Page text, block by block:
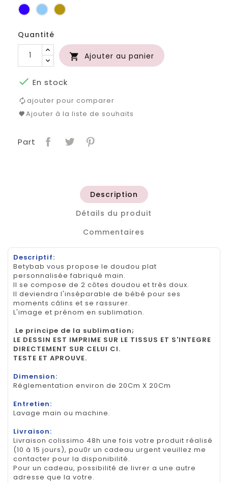
Bleu
roi
Bleu
clair
Or
Quantité
 Ajouter au panier
 En stock
ajouter pour comparer
Ajouter à la liste de souhaits
Part
Description
Détails du produit
Commentaires
Descriptif:
Betybab vous propose le doudou plat
personnalisée fabriqué main.
Il se compose de 2 côtes doudou et très doux.
Il deviendra l'inséparable de bébé pour ses
moments câlins et se rassurer.
L'image et prénom en sublimation.
.Le principe de la sublimation;
LE DESSIN EST IMPRIME SUR LE TISSUS ET S'INTEGRE
DIRECTEMENT SUR CELUI CI.
TESTE ET APROUVE.
Dimension:
Réglementation environ de 20Cm X 20Cm
Entretien:
Lavage main ou machine.
Livraison:
Livraison colissimo 48h une fois votre produit réalisé
(10 à 15 jours), pou0r un cadeau urgent veuillez me
contacter pour la disponibilité.
Pour un cadeau, possibilité de livrer a une autre
adresse que la votre.